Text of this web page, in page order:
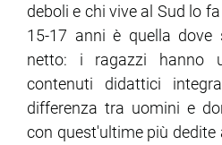
deboli e chi vive al Sud lo
15-17 anni è quella
netto: i ragazzi hanno
contenuti didattici
differenza tra uomini e
con quest'ultime più